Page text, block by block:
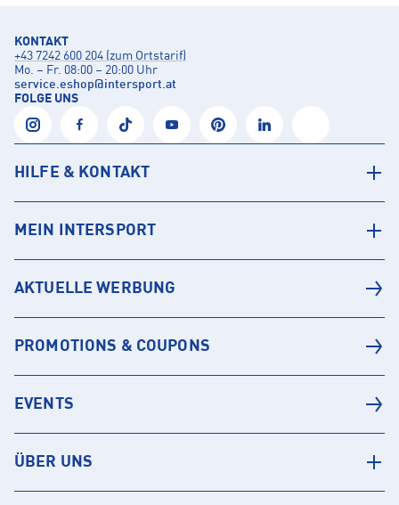
KONTAKT
+43 7242 600 204 (zum Ortstarif)
Mo. – Fr. 08:00 – 20:00 Uhr
service.eshop@intersport.at
FOLGE UNS
HILFE & KONTAKT
MEIN INTERSPORT
AKTUELLE WERBUNG
PROMOTIONS & COUPONS
EVENTS
ÜBER UNS